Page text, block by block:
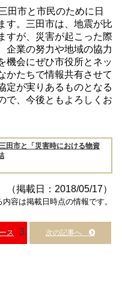
田市と市民のために日
す。三田市は、地震が比
すが、災害が起こった際
企業の努力や地域の協力
機会にぜひ市役所とネッ
かたちで情報共有させて
定が実りあるものとなる
で、今後ともよろしくお
田市と「災害時における物資
（掲載日：2018/05/17）
容は掲載日時点の情報です。
ス